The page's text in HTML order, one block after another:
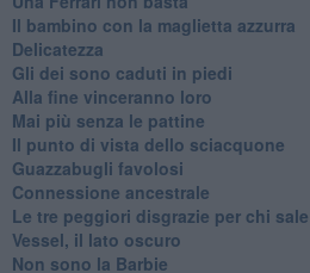
Il bambino con la maglietta azzurra
Delicatezza
Gli dei sono caduti in piedi
Alla fine vinceranno loro
Mai più senza le pattine
Il punto di vista dello sciacquone
Guazzabugli favolosi
Connessione ancestrale
Le tre peggiori disgrazie per chi
Vessel, il lato oscuro
Non sono la Barbie